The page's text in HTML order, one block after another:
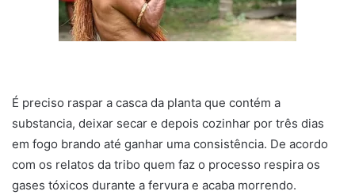
É preciso raspar a casca da planta que contém a
substancia, deixar secar e depois cozinhar por três dias
em fogo brando até ganhar uma consistência. De acordo
com os relatos da tribo quem faz o processo respira os
gases tóxicos durante a fervura e acaba morrendo.